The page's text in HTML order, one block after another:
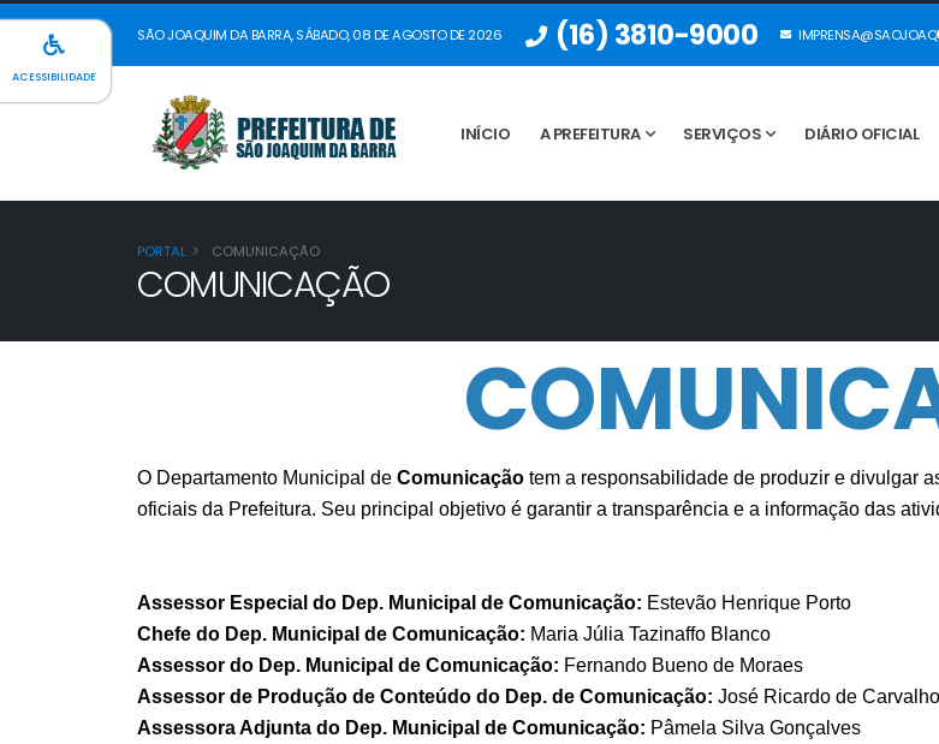
SÃO JOAQUIM DA BARRA, SÁBADO, 08 DE AGOSTO DE 2026 (16) 3810-9000
INÍCIO A PREFEITURA SERVIÇOS DIÁRIO OFICIAL
PORTAL COMUNICAÇÃO
COMUNICAÇÃO
O Departamento Municipal de Comunicação tem a responsabilidade de produzir e divulgar
oficiais da Prefeitura. Seu principal objetivo é garantir a transparência e a informação das
Assessor Especial do Dep. Municipal de Comunicação: Estevão Henrique Porto
Chefe do Dep. Municipal de Comunicação: Maria Júlia Tazinaffo Blanco
Assessor do Dep. Municipal de Comunicação: Fernando Bueno de Moraes
Assessor de Produção de Conteúdo do Dep. de Comunicação: José Ricardo de Carvalho
Assessora Adjunta do Dep. Municipal de Comunicação: Pâmela Silva Gonçalves
ACESSIBILIDADE